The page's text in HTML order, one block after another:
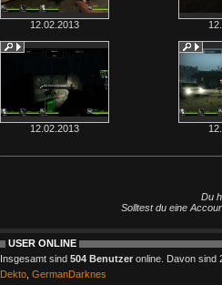
12.02.2013
12.02.2013
Du
Solltest du eine
USER ONLINE
Insgesamt sind 504 Benutzer online. Davon sind
Dekto GermanDarknes